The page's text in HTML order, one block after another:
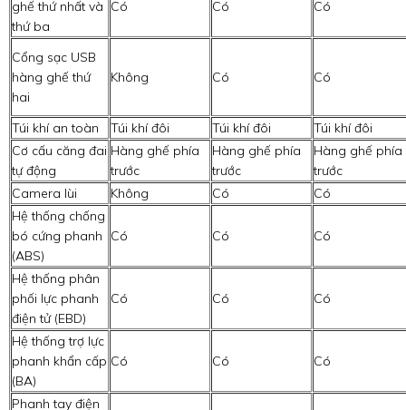
ghế thứ nhất và
thứ ba
Có Có Có
Cổng sạc USB
hàng ghế thứ
hai
Không Có Có
Túi khí an toàn Túi khí đôi Túi khí đôi
Túi khí đôi
Cơ cấu căng đai
tự động
Hàng ghế phía
trước
Hàng ghế phía
trước
Hàng ghế phía
trước
Camera lùi
Không Có
Có
Hệ thống chống
bó cứng phanh
(ABS)
Có Có Có
Hệ thống phân
phối lực phanh
điện tử (EBD)
Có Có Có
Hệ thống trợ lực
phanh khẩn cấp
(BA)
Có Có Có
Phanh tay điện